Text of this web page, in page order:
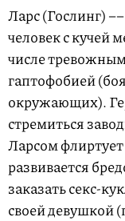
Ларс (Гослинг)
человек с кучей
числе
гаптофобией
окружающих).
стремиться
Ларсом флиртует
развивается
заказать секс-
своей девушкой